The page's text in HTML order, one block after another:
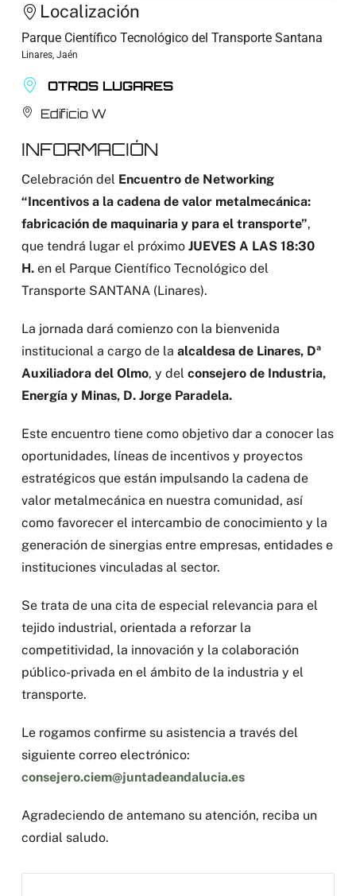
Localización
Parque Científico Tecnológico del Transporte Santana
Linares, Jaén
OTROS LUGARES
Edificio W
INFORMACIÓN
Celebración del Encuentro de Networking
“Incentivos a la cadena de valor metalmecánica:
fabricación de maquinaria y para el transporte”,
que tendrá lugar el próximoJUEVES A LAS 18:30
H.en el Parque Científico Tecnológico del
Transporte SANTANA (Linares).
La jornada dará comienzo con la bienvenida
institucional a cargo de laalcaldesa de Linares, Dª
Auxiliadora del Olmo, y delconsejero de Industria,
Energía y Minas, D. Jorge Paradela.
Este encuentro tiene como objetivo dar a conocer las
oportunidades, líneas de incentivos y proyectos
estratégicos que están impulsando la cadena de
valor metalmecánica en nuestra comunidad, así
como favorecer el intercambio de conocimiento y la
generación de sinergias entre empresas, entidades e
instituciones vinculadas al sector.
Se trata de una cita de especial relevancia para el
tejido industrial, orientada a reforzar la
competitividad, la innovación y la colaboración
público-privada en el ámbito de la industria y el
transporte.
Le rogamos confirme su asistencia a través del
siguiente correo electrónico:
consejero.ciem@juntadeandalucia.es
Agradeciendo de antemano su atención, reciba un
cordial saludo.